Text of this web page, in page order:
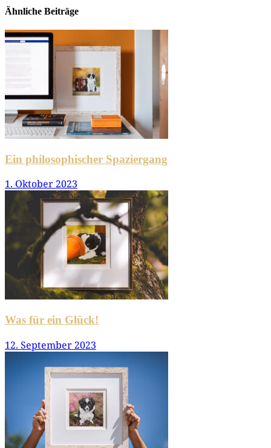
Ähnliche Beiträge
Ein philosophischer Spaziergang
1. Oktober 2023
Was für ein Glück!
12. September 2023